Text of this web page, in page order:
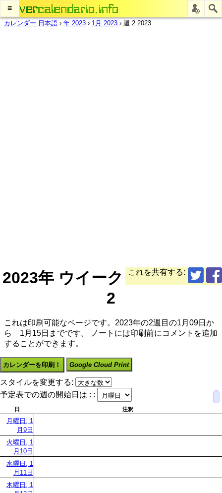
≡
カレンダー 日本語 › 年 2023 › 1月 2023 › 週 2 2023
これを共有する:
2023年 ウイーク
2
これは印刷可能なページです。2023年の2週目の1月09日か
ら 1月15日までです。 ノートには印刷前にコメントを追加
することができます。
カレンダーを印刷！ Google Cloud Print
スタイルを変更する:
予定表での週の開始日は : :
日 注釈
月曜日, 1
月9日
火曜日, 1
月10日
水曜日, 1
月11日
木曜日, 1